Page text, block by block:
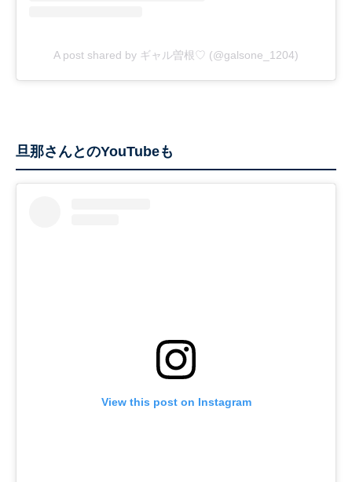
A post shared by ギャル曽根♡ (@galsone_1204)
旦那さんとのYouTubeも
View this post on Instagram